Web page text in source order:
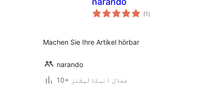
(1 مجموعی
درجہ
)
Machen Sie Ihre Artikel hörbar
narando
10+ فعال انسٹالیشنز